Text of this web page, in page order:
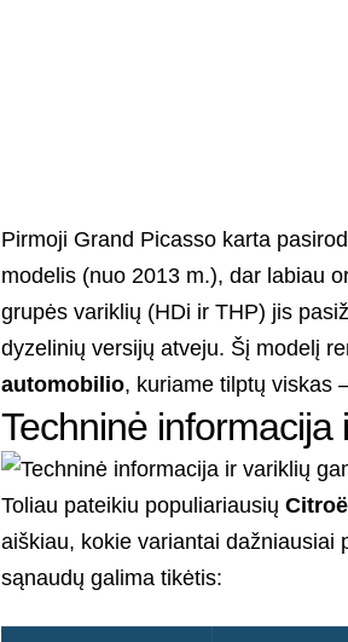
Pirmoji Grand Picasso karta
modelis (nuo 2013 m.), dar labiau
grupės variklių (HDi ir THP) jis
dyzelinių versijų atveju. Šį modelį
automobilio, kuriame tilptų viskas
Techninė informacija
Toliau pateikiu populiariausių
aiškiau, kokie variantai dažniausiai
sąnaudų galima tikėtis: